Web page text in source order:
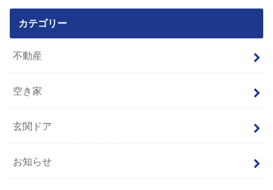
カテゴリー
不動産
空き家
玄関ドア
お知らせ